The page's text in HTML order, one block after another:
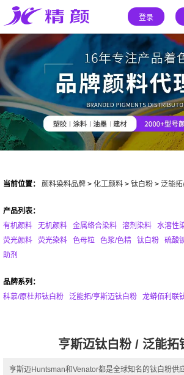
登录
当前位置： 颜料染料品牌 > 化工颜料 > 钛白粉 > 泛能
产品列表：
有机颜料
无机颜料 金属络合染料 溶剂染料 水溶性
荧光颜料
荧光染料 色母粒 色浆/色精 钛白粉 硫酸
助剂
品牌系列：
科慕/原杜邦钛白粉
泛能拓/亨斯迈钛白粉 龙蟒佰利联
亨斯迈钛白粉 / 泛能拓
亨斯迈Huntsman和Venator都是全球知名的钛白粉供